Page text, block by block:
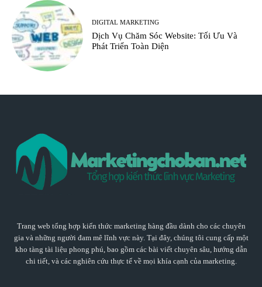
DIGITAL MARKETING
Dịch Vụ Chăm Sóc Website: Tối Ưu Và
Phát Triển Toàn Diện
Trang web tổng hợp kiến thức marketing hàng đầu dành cho các chuyên
gia và những người đam mê lĩnh vực này. Tại đây, chúng tôi cung cấp một
kho tàng tài liệu phong phú, bao gồm các bài viết chuyên sâu, hướng dẫn
chi tiết, và các nghiên cứu thực tế về mọi khía cạnh của marketing.